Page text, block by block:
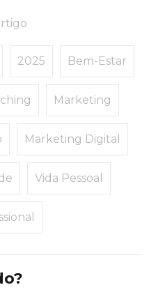
2025 Bem-Estar
Marketing
Marketing Digital
Vida Pessoal